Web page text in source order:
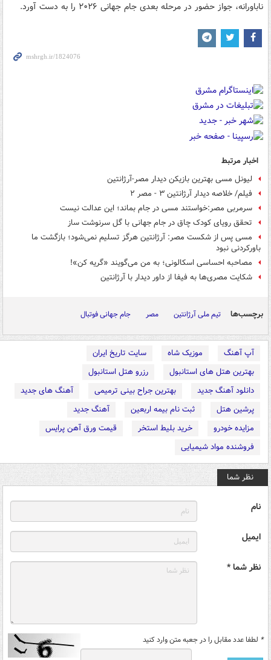
ناباورانه، جواز حضور در مرحله بعدی جام جهانی ۲۰۲۶ را به دست آورد.
اخبار مرتبط
لیونل مسی بهترین بازیکن دیدار مصر-آرژانتین
فیلم/ خلاصه دیدار آرژانتین ۳ - مصر ۲
سرمربی مصر:خواستند مسی در جام بماند؛ این عدالت نیست
تحقق رویای کودک چاق در جام جهانی با گل سرنوشت ساز
مسی پس از شکست مصر: آرژانتین هرگز تسلیم نمی‌شود؛ بازگشت ما
باورکردنی نبود
مصاحبه احساسی اسکالونی؛ به من می‌گویند «گریه کن»!
شکایت مصری‌ها به فیفا از داور دیدار با آرژانتین
برچسب‌ها تیم ملی آرژانتین مصر جام جهانی فوتبال
آپ آهنگ موزیک شاه
سایت تاریخ ایران
بهترین هتل های استانبول
رزرو هتل استانبول
دانلود آهنگ جدید
بهترین جراح بینی ترمیمی
آهنگ های جدید
پرشین هتل
ثبت نام بیمه اربعین
آهنگ جدید
مزایده خودرو
خرید بلیط استخر
قیمت ورق آهن پرایس
فروشنده مواد شیمیایی
نظر شما
نام
ایمیل
نظر شما *
* لطفا عدد مقابل را در جعبه متن وارد کنید